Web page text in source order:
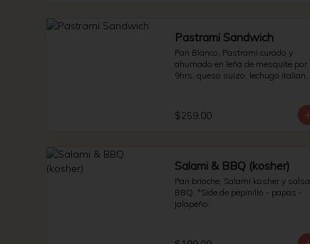
Pastrami Sandwich
Pan Blanco, Pastrami curado y
ahumado en leña de mesquite por
9hrs, queso suizo, lechuga italiana
$259.00
Salami & BBQ (kosher)
Pan brioche, Salami kosher y salsa
BBQ. *Side de pepinillo - papas -
jalapeño.